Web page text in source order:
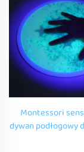
Montessori
dywan podłogowy